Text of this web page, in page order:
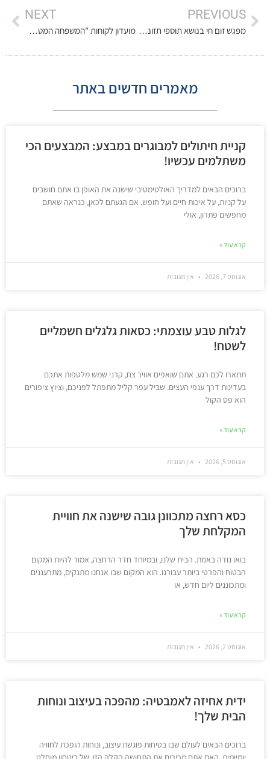
PREVIOUS
מפגש זום חי בנושא תוספי תזונה למבוגרים – שיפור הבריאות בגיל השלישי
NEXT
מועדון לקוחות "המשפחה המטפלת" – הטבות לבני משפחה המטפלים בקשישים
מאמרים חדשים באתר
קניית חיתולים למבוגרים במבצע: המבצעים הכי
משתלמים עכשיו!
ברוכים הבאים למדריך האולטימטיבי שישנה את האופן בו אתם חושבים
על קניות, על איכות חיים ועל חופש. אם הגעתם לכאן, כנראה שאתם
מחפשים פתרון, אולי
קרא עוד »
אוגוסט 7, 2026 אין תגובות
לגלות טבע עוצמתי: כסאות גלגלים חשמליים
לשטח!
תתארו לכם רגע. אתם שואפים אוויר צח, קרני שמש מלטפות אתכם
בעדינות דרך ענפי העצים. שביל עפר קליל מתפתל לפניכם, וציוץ ציפורים
הוא פס הקול
קרא עוד »
אוגוסט 5, 2026 אין תגובות
כסא רחצה מתכוונן גובה שישנה את חוויית
המקלחת שלך
בואו נודה באמת. הבית שלנו, ובמיוחד חדר הרחצה, אמור להיות המקום
הבטוח והפרטי ביותר עבורנו. הוא המקום שבו אנחנו מתנקים, מתרעננים
ומתכוננים ליום חדש, או
קרא עוד »
אוגוסט 2, 2026 אין תגובות
ידית אחיזה לאמבטיה: מהפכה בעיצוב ונוחות
הבית שלך!
ברוכים הבאים לעולם שבו בטיחות פוגשת עיצוב, ונוחות הופכת לחוויה